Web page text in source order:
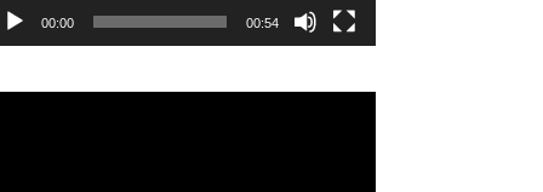
00:00 00:54